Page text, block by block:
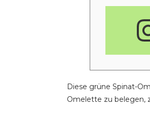
Diese grüne Spinat-
Omelette zu belegen,